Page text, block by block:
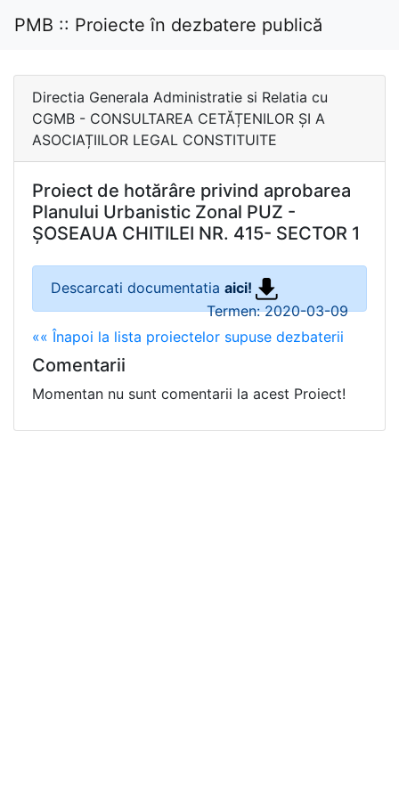
PMB :: Proiecte în dezbatere publică
Directia Generala Administratie si Relatia cu
CGMB - CONSULTAREA CETĂȚENILOR ȘI A
ASOCIAȚIILOR LEGAL CONSTITUITE
Proiect de hotărâre privind aprobarea
Planului Urbanistic Zonal PUZ -
ȘOSEAUA CHITILEI NR. 415- SECTOR 1
Descarcati documentatia aici!
Termen: 2020-03-09
«« Înapoi la lista proiectelor supuse dezbaterii
Comentarii
Momentan nu sunt comentarii la acest Proiect!